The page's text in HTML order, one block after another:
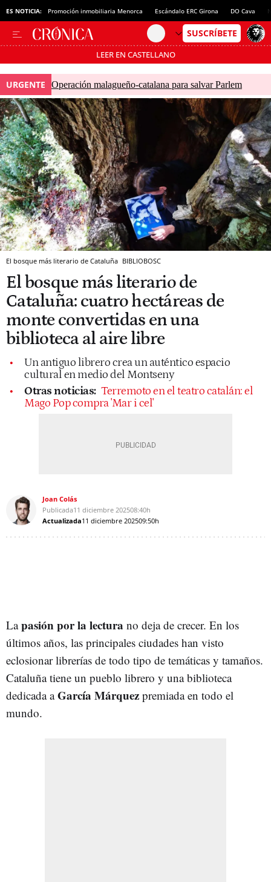
ES NOTICIA: Promoción inmobiliaria Menorca Escándalo ERC Girona DO Cava
LEER EN CASTELLANO
Pásate al MODO AHORRO
URGENTE Operación malagueño-catalana para salvar Parlem
El bosque más literario de Cataluña BIBLIOBOSC
El bosque más literario de
Cataluña: cuatro hectáreas de
monte convertidas en una
biblioteca al aire libre
Un antiguo librero crea un auténtico espacio
cultural en medio del Montseny
Otras noticias: Terremoto en el teatro catalán: el
Mago Pop compra 'Mar i cel'
Joan Colás
Publicada11 diciembre 202508:40h
Actualizada11 diciembre 202509:50h
Lapasión por la lectura no deja de crecer. En los
últimos años, las principales ciudades han visto
eclosionar librerías de todo tipo de temáticas y tamaños.
Cataluña tiene un pueblo librero y una biblioteca
dedicada aGarcía Márquez premiada en todo el
mundo.